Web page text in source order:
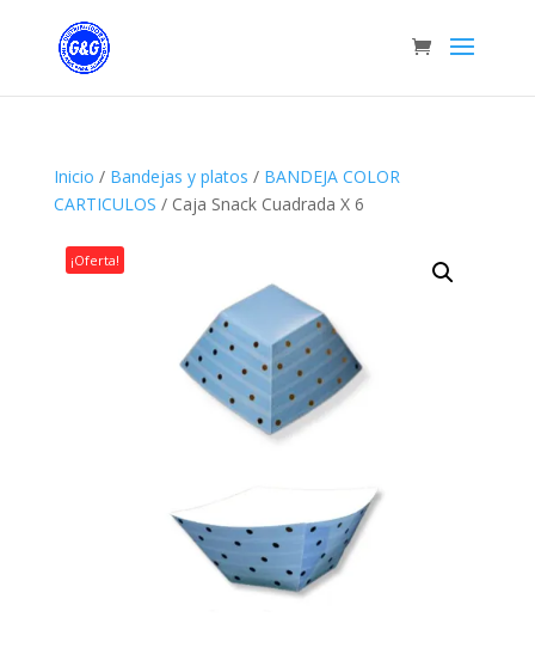
Inicio / Bandejas y platos / BANDEJA COLOR
CARTICULOS / Caja Snack Cuadrada X 6
¡Oferta!